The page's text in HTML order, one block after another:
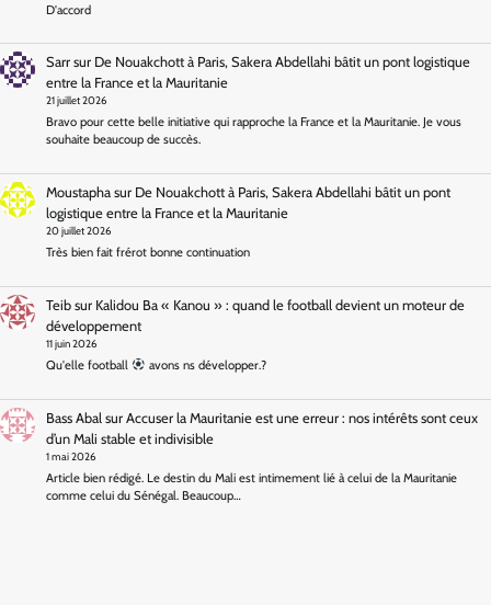
D'accord
Sarrsur De Nouakchott à Paris, Sakera Abdellahi bâtit un pont logistique
entre la France et la Mauritanie
21 juillet 2026
Bravo pour cette belle initiative qui rapproche la France et la Mauritanie. Je vous
souhaite beaucoup de succès.
Moustaphasur De Nouakchott à Paris, Sakera Abdellahi bâtit un pont
logistique entre la France et la Mauritanie
20 juillet 2026
Très bien fait frérot bonne continuation
Teibsur Kalidou Ba « Kanou » : quand le football devient un moteur de
développement
11 juin 2026
Qu'elle football avons ns développer.?
Bass Abalsur Accuser la Mauritanie est une erreur : nos intérêts sont ceux
d’un Mali stable et indivisible
1 mai 2026
Article bien rédigé. Le destin du Mali est intimement lié à celui de la Mauritanie
comme celui du Sénégal. Beaucoup…